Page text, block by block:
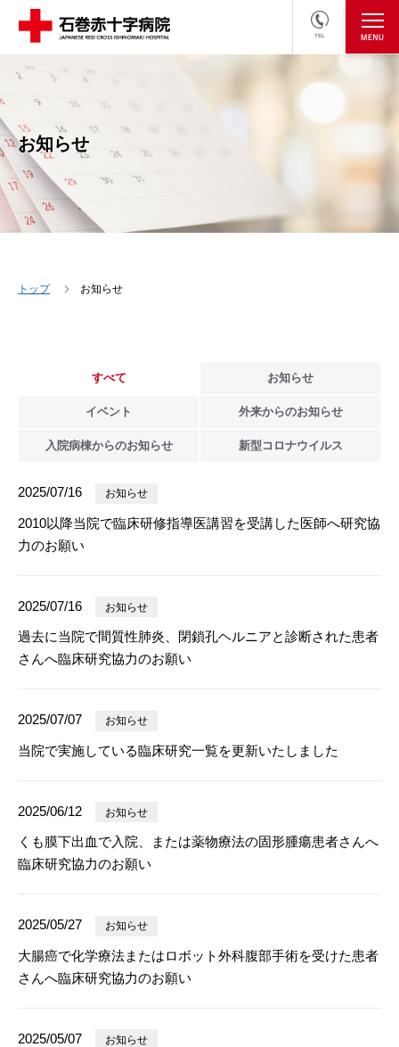
TEL
医療関係者の方
お知らせ
トップ お知らせ
すべて お知らせ
イベント 外来からのお知らせ
入院病棟からのお知らせ 新型 コロナウイルス
2025/07/16 お知らせ
2010以降当院で臨床研修指導医講習を受講した医師へ研究協
力のお願い
2025/07/16 お知らせ
過去に当院で間質性肺炎、閉鎖孔ヘルニアと診断された患者
さんへ臨床研究協力のお願い
2025/07/07 お知らせ
当院で実施している臨床研究一覧を更新いたしました
2025/06/12 お知らせ
くも膜下出血で入院、または薬物療法の固形腫瘍患者さんへ
臨床研究協力のお願い
2025/05/27 お知らせ
大腸癌で化学療法またはロボット外科腹部手術を受けた患者
さんへ臨床研究協力のお願い
2025/05/07 お知らせ